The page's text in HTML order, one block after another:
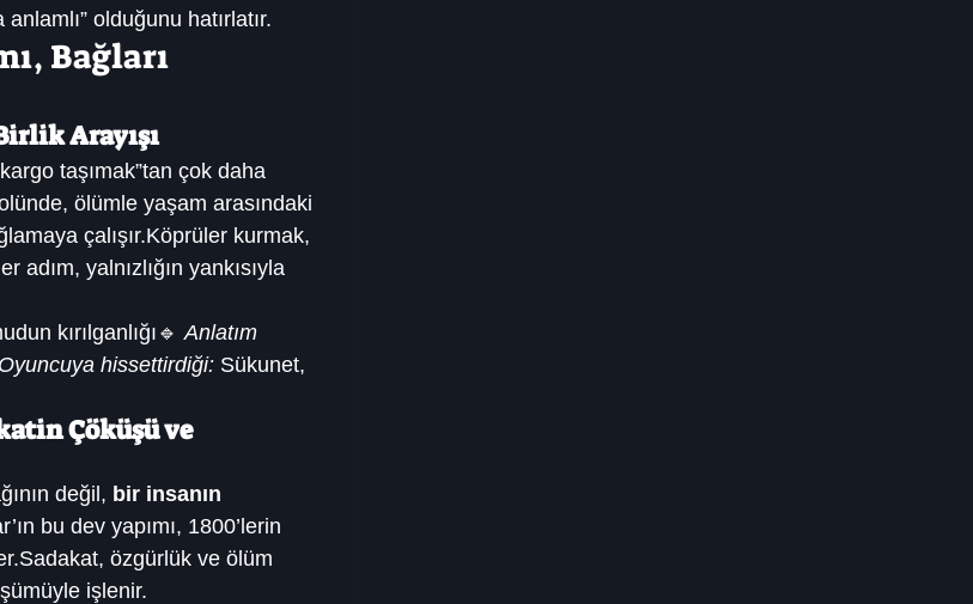
olduğunu hatırlatır.
Bağları
Arayışı
taşımak”tan çok daha
ölümle yaşam arasındaki
çalışır.Köprüler kurmak,
yalnızlığın yankısıyla
kırılganlığı🔹 Anlatım
Oyuncuya hissettirdiği: Sükunet,
Çöküşü ve
değil, bir insanın
bu dev yapımı, 1800’lerin
özgürlük ve ölüm
işlenir.